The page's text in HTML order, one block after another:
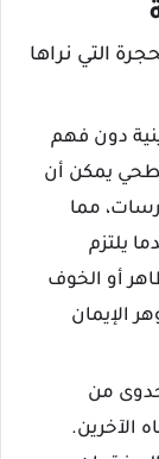
التي نراها
دون فهم
يمكن أن
مما
يلتزم
أو الخوف
الإيمان
من
الآخرين.